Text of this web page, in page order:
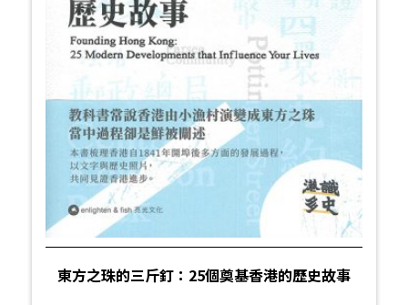
東方之珠的三斤釘：25個奠基香港的歷史故事